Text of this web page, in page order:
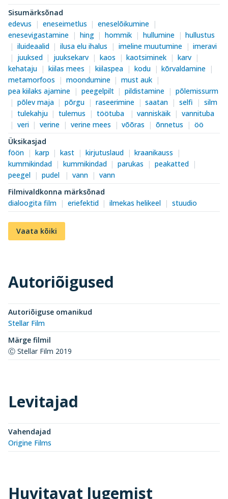
Sisumärksõnad
edevus
eneseimetlus
eneselõikumine
enesevigastamine
hing hommik hullumine
hullustus
iluideaalid
ilusa elu ihalus imeline muutumine
imeravi
juuksed
juuksekarv kaos kaotsiminek
karv
kehataju
kiilas mees kiilaspea kodu
kõrvaldamine
metamorfoos
moondumine
must auk
pea kiilaks ajamine
peegelpilt pildistamine
põlemissurm
põlev maja
põrgu raseerimine saatan selfi
silm
tulekahju
tulemus töötuba vanniskäik
vannituba
veri
verine verine mees võõras õnnetus
öö
Üksikasjad
föön
karp kast kirjutuslaud
kraanikauss
kummikindad
kummikindad parukas
peakatted
peegel
pudel vann
vann
Filmivaldkonna märksõnad
dialoogita film
eriefektid ilmekas helikeel stuudio
Vaata kõiki
Autoriõigused
Autoriõiguse omanikud
Stellar Film
Märge filmil
Ⓒ Stellar Film 2019
Levitajad
Vahendajad
Origine Films
Huvitavat lugemist